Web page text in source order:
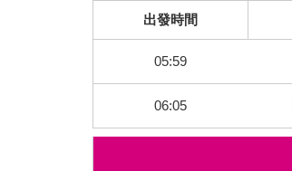
出發時間
05:59
06:05